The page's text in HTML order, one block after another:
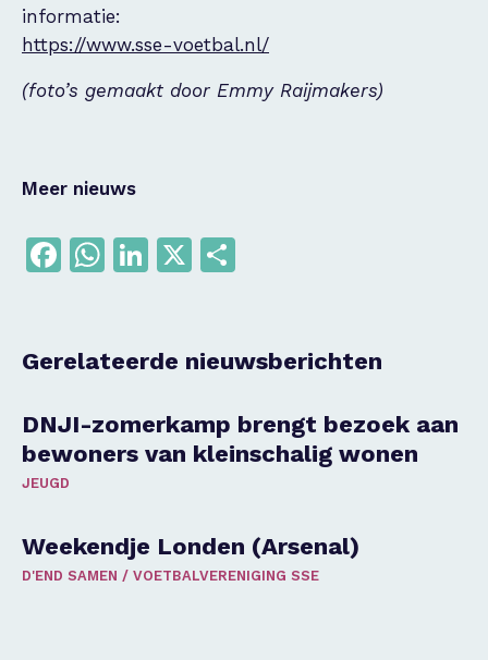
informatie:
https://www.sse-voetbal.nl/
(foto’s gemaakt door Emmy Raijmakers)
Meer nieuws
Facebook
WhatsApp
LinkedIn
X
Gerelateerde nieuwsberichten
DNJI-zomerkamp brengt bezoek aan
bewoners van kleinschalig wonen
JEUGD
Weekendje Londen (Arsenal)
D'END SAMEN / VOETBALVERENIGING SSE